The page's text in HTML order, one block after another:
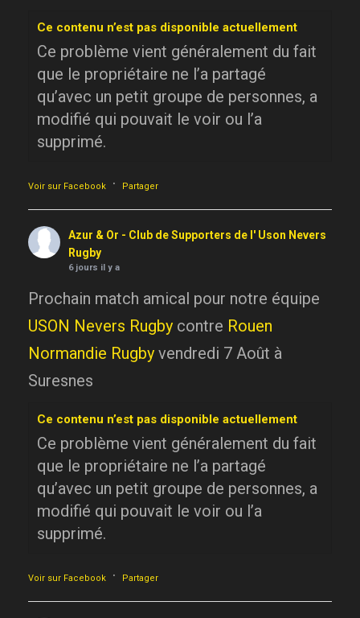
Ce contenu n’est pas disponible actuellement
Ce problème vient généralement du fait
que le propriétaire ne l’a partagé
qu’avec un petit groupe de personnes, a
modifié qui pouvait le voir ou l’a
supprimé.
Voir sur Facebook · Partager
Azur & Or - Club de Supporters de l' Uson Nevers
Rugby
6 jours il y a
Prochain match amical pour notre équipe
USON Nevers Rugby contre Rouen
Normandie Rugby vendredi 7 Août à
Suresnes
Ce contenu n’est pas disponible actuellement
Ce problème vient généralement du fait
que le propriétaire ne l’a partagé
qu’avec un petit groupe de personnes, a
modifié qui pouvait le voir ou l’a
supprimé.
Voir sur Facebook · Partager